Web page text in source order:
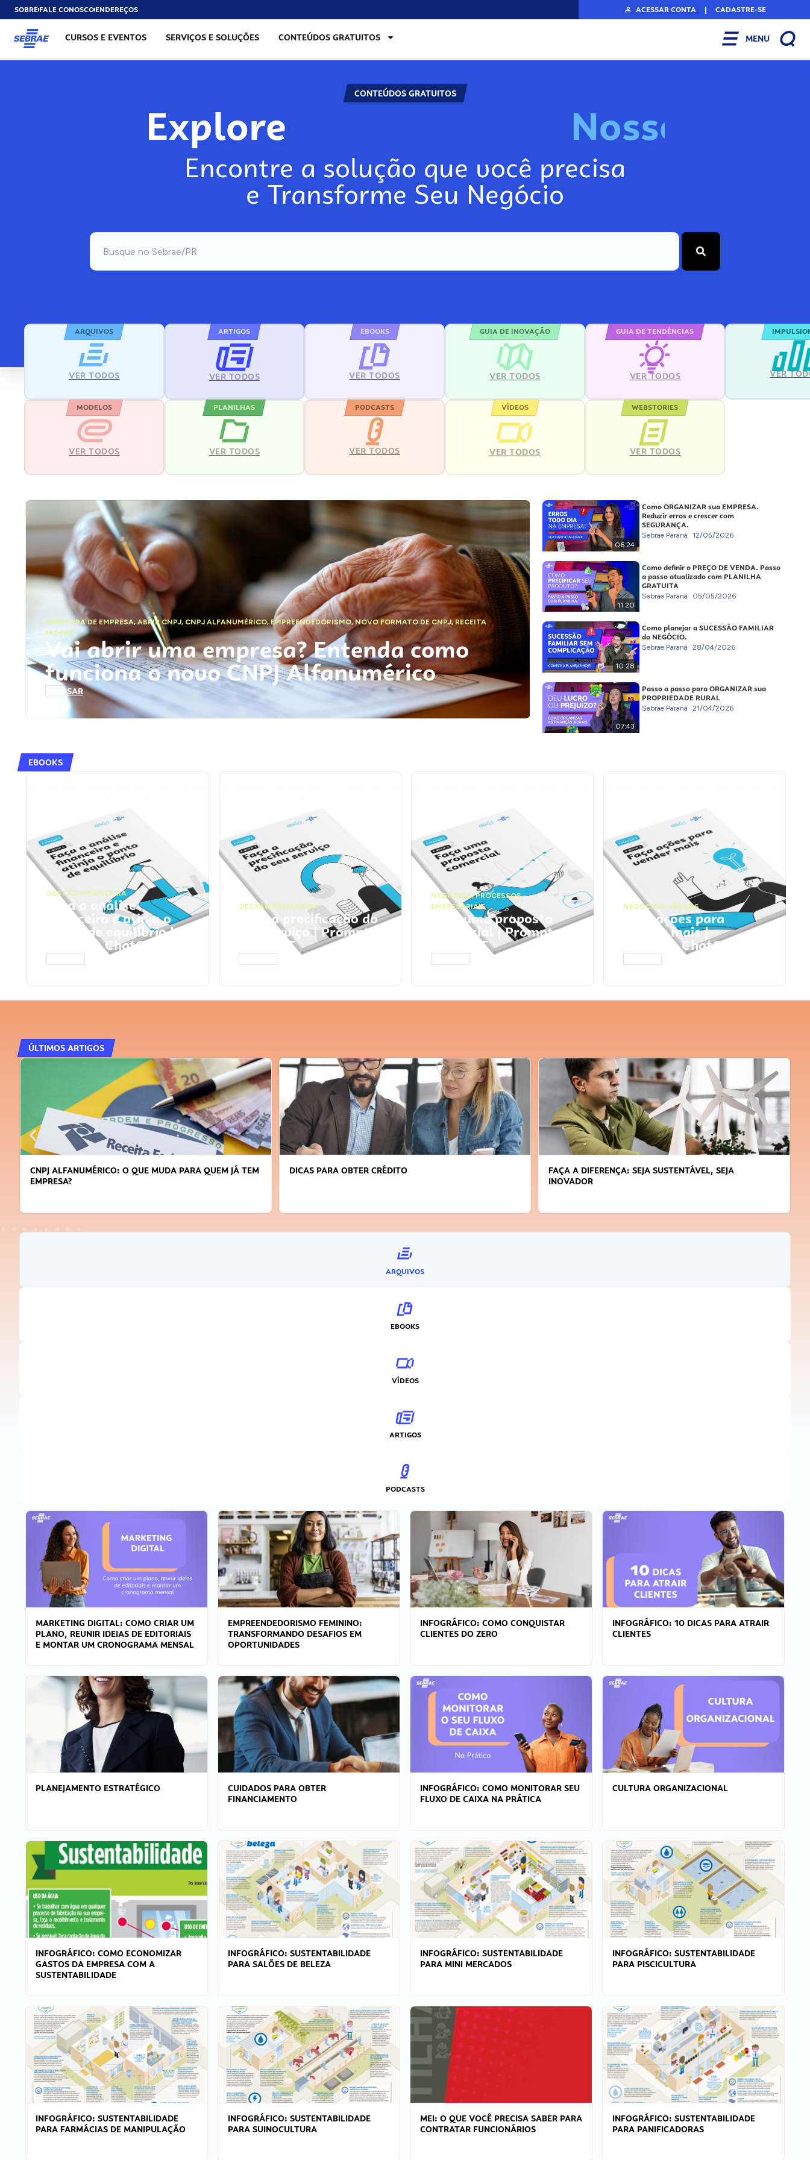
SOBREFALE CONOSCOENDEREÇOS ACESSAR CONTA | CADASTRE-SE
CURSOS E EVENTOS SERVIÇOS E SOLUÇÕES CONTEÚDOS GRATUITOS MENU
CONTEÚDOS GRATUITOS
Explore Nosso
Encontre a solução que você precisa
e Transforme Seu Negócio
ARQUIVOS
VER TODOS
ARTIGOS
VER TODOS
EBOOKS
VER TODOS
GUIA DE INOVAÇÃO
VER TODOS
GUIA DE TENDÊNCIAS
VER TODOS VER
MODELOS
VER TODOS
PLANILHAS
VER TODOS
PODCASTS
VER TODOS
VÍDEOS
VER TODOS
WEBSTORIES
VER TODOS
ABERTURA DE EMPRESA,ABRIR CNPJ, CNPJ ALFANUMÉRICO, EMPREENDEDORISMO,NOVO FORMATO DE CNPJ,RECEITA
FEDERAL
Vai abrir uma empresa? Entenda como
funciona o novo CNPJ Alfanumérico
ACESSAR
06:24
Como ORGANIZAR sua EMPRESA.
Reduzir erros e crescer com
SEGURANÇA.
Sebrae Paraná 12/05/2026
11:20
Como definir o PREÇO DE VENDA. Passo
a passo atualizado com PLANILHA
GRATUITA
Sebrae Paraná 05/05/2026
10:28
Como planejar a SUCESSÃO FAMILIAR
do NEGÓCIO.
Sebrae Paraná 28/04/2026
07:43
Passo a passo para ORGANIZAR sua
PROPRIEDADE RURAL
Sebrae Paraná 21/04/2026
EBOOKS
GESTÃO FINANCEIRA
Faça a análise
financeira e atinja o
ponto de equilíbrio |
Prompts ChatGPT
GESTÃO FINANCEIRA
Faça a precificação do
seu serviço | Prompts
ChatGPT
NEGÓCIOS,PROCESSOS
EMPRESARIAIS
Faça uma proposta
comercial | Prompts
ChatGPT
NEGÓCIOS, VENDAS
Faça ações para
vender mais |
Prompts ChatGPT
ÚLTIMOS ARTIGOS
CNPJ ALFANUMÉRICO: O QUE MUDA PARA QUEM JÁ TEM
EMPRESA?
DICAS PARA OBTER CRÉDITO
FAÇA A DIFERENÇA: SEJA SUSTENTÁVEL, SEJA
INOVADOR
ARQUIVOS
EBOOKS
VÍDEOS
ARTIGOS
PODCASTS
MARKETING DIGITAL: COMO CRIAR UM
PLANO, REUNIR IDEIAS DE EDITORIAIS
E MONTAR UM CRONOGRAMA MENSAL
EMPREENDEDORISMO FEMININO:
TRANSFORMANDO DESAFIOS EM
OPORTUNIDADES
INFOGRÁFICO: COMO CONQUISTAR
CLIENTES DO ZERO
INFOGRÁFICO: 10 DICAS PARA ATRAIR
CLIENTES
PLANEJAMENTO ESTRATÉGICO
CUIDADOS PARA OBTER
FINANCIAMENTO
INFOGRÁFICO: COMO MONITORAR SEU
FLUXO DE CAIXA NA PRÁTICA
CULTURA ORGANIZACIONAL
INFOGRÁFICO: COMO ECONOMIZAR
GASTOS DA EMPRESA COM A
SUSTENTABILIDADE
INFOGRÁFICO: SUSTENTABILIDADE
PARA SALÕES DE BELEZA
INFOGRÁFICO: SUSTENTABILIDADE
PARA MINI MERCADOS
INFOGRÁFICO: SUSTENTABILIDADE
PARA PISCICULTURA
INFOGRÁFICO: SUSTENTABILIDADE
PARA FARMÁCIAS DE MANIPULAÇÃO
INFOGRÁFICO: SUSTENTABILIDADE
PARA SUINOCULTURA
MEI: O QUE VOCÊ PRECISA SABER PARA
CONTRATAR FUNCIONÁRIOS
INFOGRÁFICO: SUSTENTABILIDADE
PARA PANIFICADORAS